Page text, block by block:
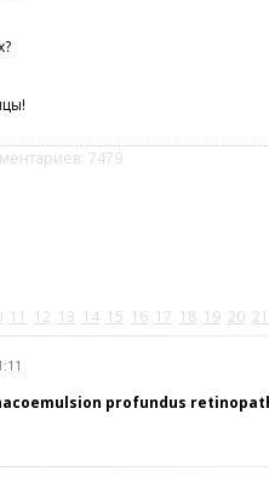
7479
11 12 13 14 15 16 17 18 19 20 21
profundus